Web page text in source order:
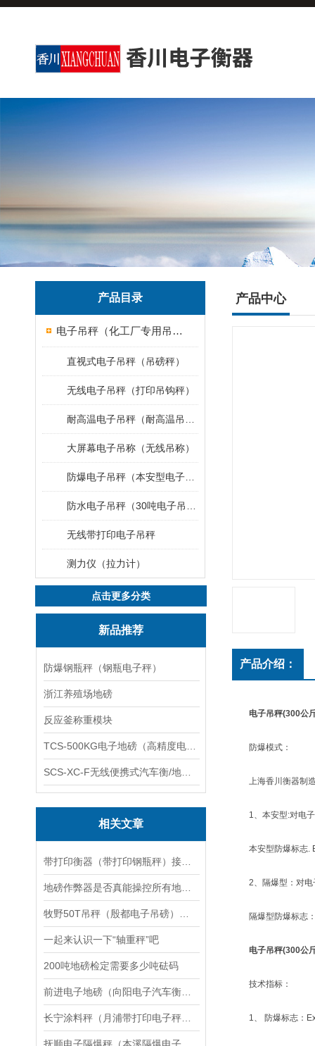
产品目录
电子吊秤（化工厂专用吊秤）
直视式电子吊秤（吊磅秤）
无线电子吊秤（打印吊钩秤）
大屏幕电子吊称（无线吊称）
无线带打印电子吊秤
测力仪（拉力计）
点击更多分类
新品推荐
防爆钢瓶秤（钢瓶电子秤）
浙江养殖场地磅
反应釜称重模块
相关文章
一起来认识一下“轴重秤”吧
200吨地磅检定需要多少吨砝码
产品中心
产品介绍：
电子吊秤(300公
防爆模式：
上海香川衡器制造
1、本安型:对电子
本安型防爆标志.
2、隔爆型：对电子
隔爆型防爆标志：
电子吊秤(300公
技术指标：
1、 防爆标志：Ex